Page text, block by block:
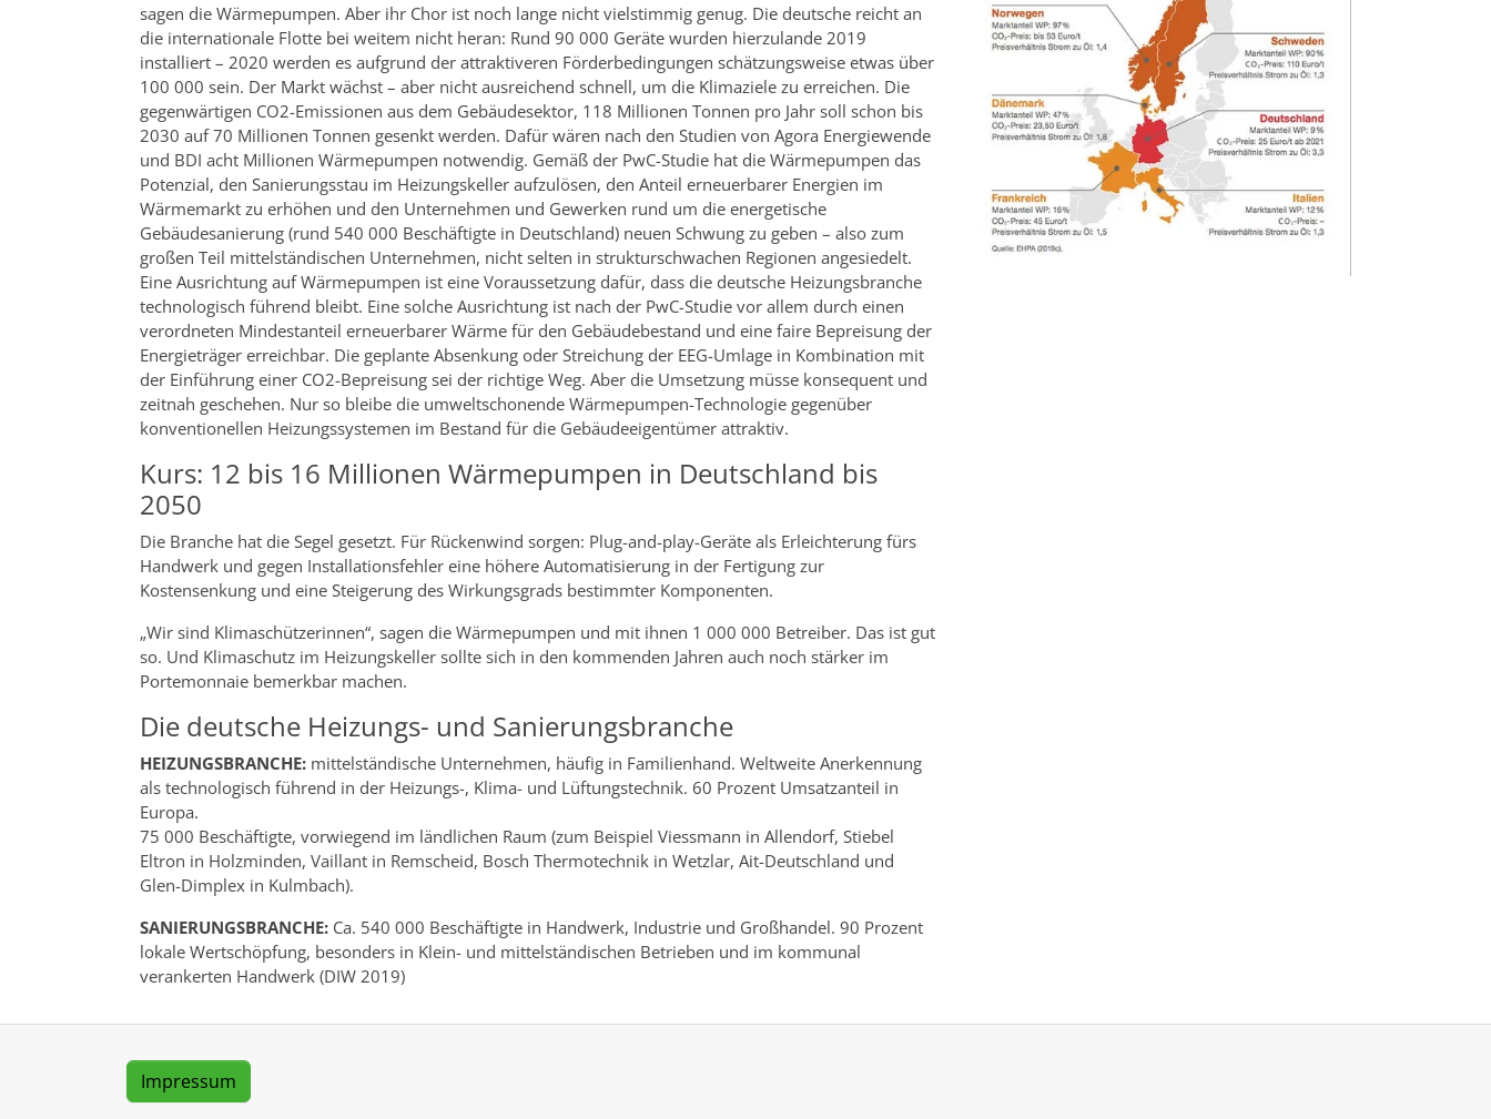
sagen die Wärmepumpen. Aber ihr Chor ist noch lange nicht vielstimmig genug. Die deutsche reicht an
die internationale Flotte bei weitem nicht heran: Rund 90 000 Geräte wurden hierzulande 2019
installiert – 2020 werden es aufgrund der attraktiveren Förderbedingungen schätzungsweise etwas über
100 000 sein. Der Markt wächst – aber nicht ausreichend schnell, um die Klimaziele zu erreichen. Die
gegenwärtigen CO2-Emissionen aus dem Gebäudesektor, 118 Millionen Tonnen pro Jahr soll schon bis
2030 auf 70 Millionen Tonnen gesenkt werden. Dafür wären nach den Studien von Agora Energiewende
und BDI acht Millionen Wärmepumpen notwendig. Gemäß der PwC-Studie hat die Wärmepumpen das
Potenzial, den Sanierungsstau im Heizungskeller aufzulösen, den Anteil erneuerbarer Energien im
Wärmemarkt zu erhöhen und den Unternehmen und Gewerken rund um die energetische
Gebäudesanierung (rund 540 000 Beschäftigte in Deutschland) neuen Schwung zu geben – also zum
großen Teil mittelständischen Unternehmen, nicht selten in strukturschwachen Regionen angesiedelt.
Eine Ausrichtung auf Wärmepumpen ist eine Voraussetzung dafür, dass die deutsche Heizungsbranche
technologisch führend bleibt. Eine solche Ausrichtung ist nach der PwC-Studie vor allem durch einen
verordneten Mindestanteil erneuerbarer Wärme für den Gebäudebestand und eine faire Bepreisung der
Energieträger erreichbar. Die geplante Absenkung oder Streichung der EEG-Umlage in Kombination mit
der Einführung einer CO2-Bepreisung sei der richtige Weg. Aber die Umsetzung müsse konsequent und
zeitnah geschehen. Nur so bleibe die umweltschonende Wärmepumpen-Technologie gegenüber
konventionellen Heizungssystemen im Bestand für die Gebäudeeigentümer attraktiv.
Kurs: 12 bis 16 Millionen Wärmepumpen in Deutschland bis
2050
Die Branche hat die Segel gesetzt. Für Rückenwind sorgen: Plug-and-play-Geräte als Erleichterung fürs
Handwerk und gegen Installationsfehler eine höhere Automatisierung in der Fertigung zur
Kostensenkung und eine Steigerung des Wirkungsgrads bestimmter Komponenten.
„Wir sind Klimaschützerinnen“, sagen die Wärmepumpen und mit ihnen 1 000 000 Betreiber. Das ist gut
so. Und Klimaschutz im Heizungskeller sollte sich in den kommenden Jahren auch noch stärker im
Portemonnaie bemerkbar machen.
Die deutsche Heizungs- und Sanierungsbranche
HEIZUNGSBRANCHE: mittelständische Unternehmen, häufig in Familienhand. Weltweite Anerkennung
als technologisch führend in der Heizungs-, Klima- und Lüftungstechnik. 60 Prozent Umsatzanteil in
Europa.
75 000 Beschäftigte, vorwiegend im ländlichen Raum (zum Beispiel Viessmann in Allendorf, Stiebel
Eltron in Holzminden, Vaillant in Remscheid, Bosch Thermotechnik in Wetzlar, Ait-Deutschland und
Glen-Dimplex in Kulmbach).
SANIERUNGSBRANCHE: Ca. 540 000 Beschäftigte in Handwerk, Industrie und Großhandel. 90 Prozent
lokale Wertschöpfung, besonders in Klein- und mittelständischen Betrieben und im kommunal
verankerten Handwerk (DIW 2019)
Impressum